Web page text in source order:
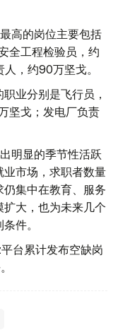
高的岗位主要包括
全工程检验员，约
，约90万坚戈。
业分别是飞行员，
坚戈；发电厂负责
明显的季节性活跃
市场，求职者数量
集中在教育、服务
大，也为未来几个
件。
台累计发布空缺岗